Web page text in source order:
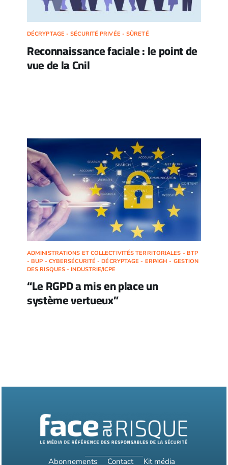
DÉCRYPTAGE - SÉCURITÉ PRIVÉE - SÛRETÉ
Reconnaissance faciale : le point de
vue de la Cnil
ADMINISTRATIONS ET COLLECTIVITÉS TERRITORIALES - BTP
- BUP - CYBERSÉCURITÉ - DÉCRYPTAGE - ERP/IGH - GESTION
DES RISQUES - INDUSTRIE/ICPE
“Le RGPD a mis en place un
système vertueux”
Abonnements Contact Kit média